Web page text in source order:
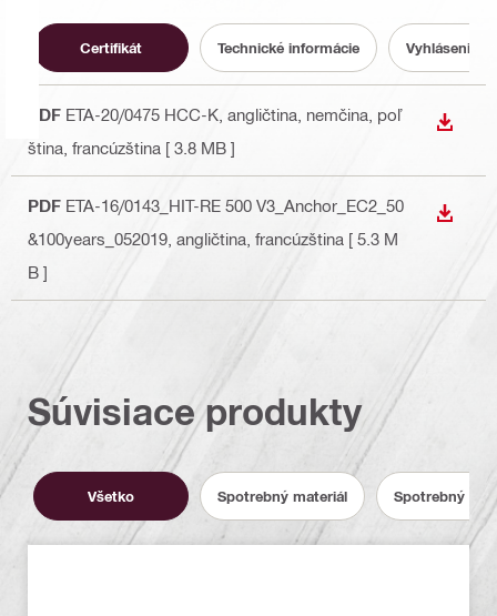
Certifikát Technické informácie Vyhlásenie
PDF ETA-20/0475 HCC-K , angličtina, nemčina, poľ
ština, francúzština [ 3.8 MB ]
PDF ETA-16/0143_HIT-RE 500 V3_Anchor_EC2_50
&100years_052019 , angličtina, francúzština [ 5.3 M
B ]
Súvisiace produkty
Všetko Spotrebný materiál Spotrebný